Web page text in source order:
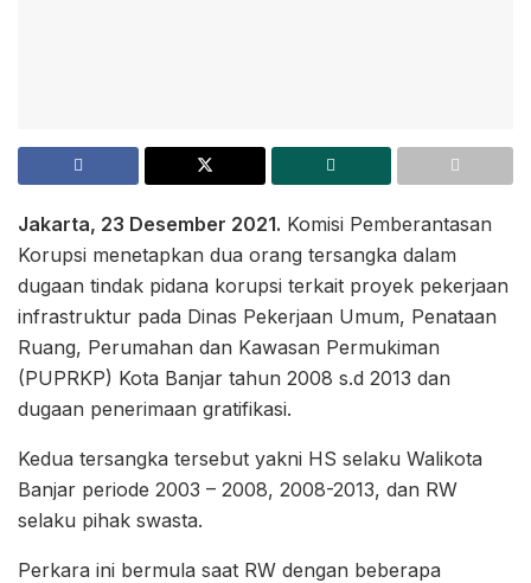
Jakarta, 23 Desember 2021. Komisi Pemberantasan
Korupsi menetapkan dua orang tersangka dalam
dugaan tindak pidana korupsi terkait proyek pekerjaan
infrastruktur pada Dinas Pekerjaan Umum, Penataan
Ruang, Perumahan dan Kawasan Permukiman
(PUPRKP) Kota Banjar tahun 2008 s.d 2013 dan
dugaan penerimaan gratifikasi.
Kedua tersangka tersebut yakni HS selaku Walikota
Banjar periode 2003 – 2008, 2008-2013, dan RW
selaku pihak swasta.
Perkara ini bermula saat RW dengan beberapa